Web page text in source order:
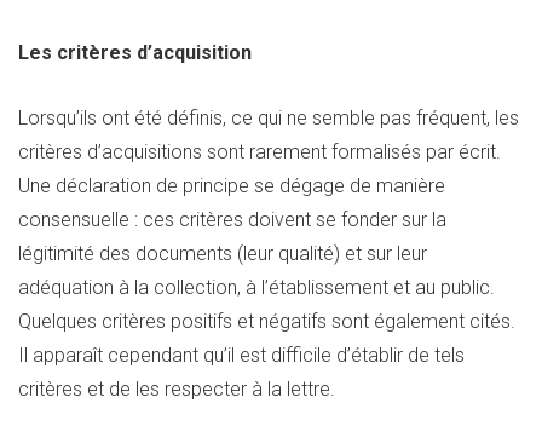
Les critères d’acquisition
Lorsqu’ils ont été définis, ce qui ne semble pas fréquent, les
critères d’acquisitions sont rarement formalisés par écrit.
Une déclaration de principe se dégage de manière
consensuelle : ces critères doivent se fonder sur la
légitimité des documents (leur qualité) et sur leur
adéquation à la collection, à l’établissement et au public.
Quelques critères positifs et négatifs sont également cités.
Il apparaît cependant qu’il est difficile d’établir de tels
critères et de les respecter à la lettre.